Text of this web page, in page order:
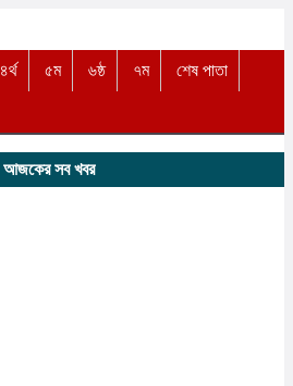
৪র্থ ৫ম ৬ষ্ঠ ৭ম শেষ পাতা
আজকের সব খবর